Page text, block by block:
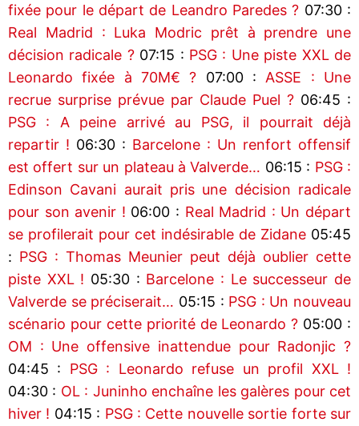
fixée pour le départ de Leandro Paredes ? 07:30 :
Real Madrid : Luka Modric prêt à prendre une
décision radicale ?07:15 : PSG : Une piste XXL de
Leonardo fixée à 70M€ ? 07:00 : ASSE : Une
recrue surprise prévue par Claude Puel ? 06:45 :
PSG : A peine arrivé au PSG, il pourrait déjà
repartir ! 06:30 : Barcelone : Un renfort offensif
est offert sur un plateau à Valverde… 06:15 : PSG :
Edinson Cavani aurait pris une décision radicale
pour son avenir ! 06:00 : Real Madrid : Un départ
se profilerait pour cet indésirable de Zidane 05:45
: PSG : Thomas Meunier peut déjà oublier cette
piste XXL ! 05:30 : Barcelone : Le successeur de
Valverde se préciserait… 05:15 : PSG : Un nouveau
scénario pour cette priorité de Leonardo ? 05:00 :
OM : Une offensive inattendue pour Radonjic ?
04:45 : PSG : Leonardo refuse un profil XXL !
04:30 : OL : Juninho enchaîne les galères pour cet
hiver ! 04:15 : PSG : Cette nouvelle sortie forte sur